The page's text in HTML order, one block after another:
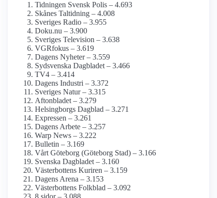
Tidningen Svensk Polis – 4.693
Skånes Taltidning – 4.008
Sveriges Radio – 3.955
Doku.nu – 3.900
Sveriges Television – 3.638
VGRfokus – 3.619
Dagens Nyheter – 3.559
Sydsvenska Dagbladet – 3.466
TV4 – 3.414
Dagens Industri – 3.372
Sveriges Natur – 3.315
Aftonbladet – 3.279
Helsingborgs Dagblad – 3.271
Expressen – 3.261
Dagens Arbete – 3.257
Warp News – 3.222
Bulletin – 3.169
Vårt Göteborg (Göteborg Stad) – 3.166
Svenska Dagbladet – 3.160
Västerbottens Kuriren – 3.159
Dagens Arena – 3.153
Västerbottens Folkblad – 3.092
8 sidor – 3.088